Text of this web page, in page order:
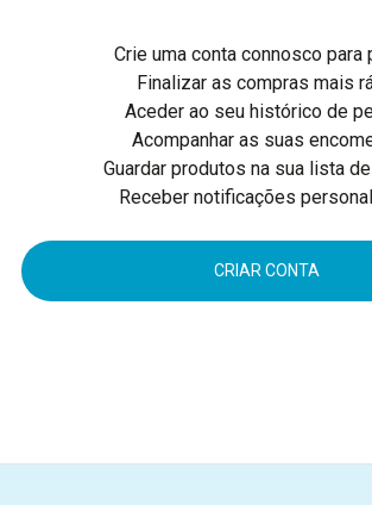
Crie uma conta connosco para
Finalizar as compras mais
Aceder ao seu histórico de
Acompanhar as suas
Guardar produtos na sua lista
Receber notificações
CRIAR CONTA